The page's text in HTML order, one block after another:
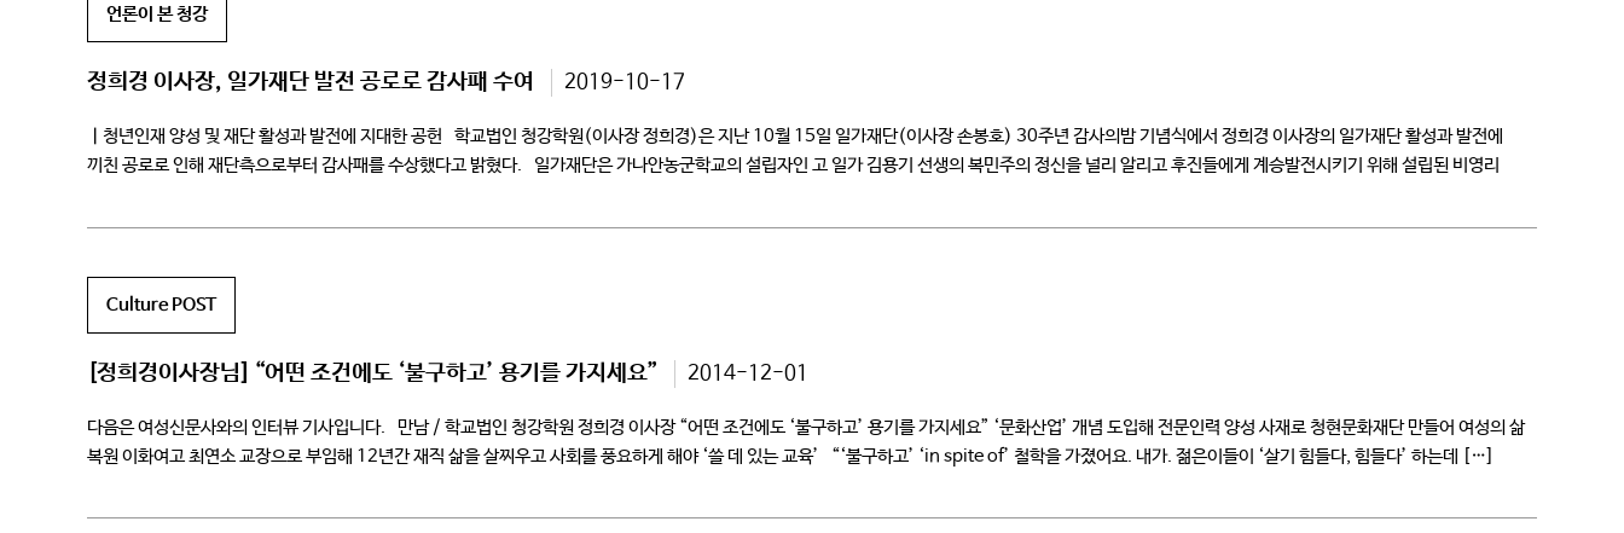
언론이 본 청강
정희경 이사장, 일가재단 발전 공로로 감사패 수여 2019-10-17
ㅣ청년인재 양성 및 재단 활성과 발전에 지대한 공헌 학교법인 청강학원(이사장 정희경)은 지난 10월 15일 일가재단(이사장 손봉호) 30주년 감사의밤 기념식에서 정희경 이사장의 일가재단 활성과 발전에
끼친 공로로 인해 재단측으로부터 감사패를 수상했다고 밝혔다. 일가재단은 가나안농군학교의 설립자인 고 일가 김용기 선생의 복민주의 정신을 널리 알리고 후진들에게 계승발전시키기 위해 설립된 비영리
Culture POST
[정희경이사장님] “어떤 조건에도 ‘불구하고’ 용기를 가지세요” 2014-12-01
다음은 여성신문사와의 인터뷰 기사입니다. 만남 / 학교법인 청강학원 정희경 이사장 “어떤 조건에도 ‘불구하고’ 용기를 가지세요” ‘문화산업’ 개념 도입해 전문인력 양성 사재로 청현문화재단 만들어 여성의 삶
복원 이화여고 최연소 교장으로 부임해 12년간 재직 삶을 살찌우고 사회를 풍요하게 해야 ‘쓸 데 있는 교육’ “‘불구하고’ ‘in spite of’ 철학을 가졌어요. 내가. 젊은이들이 ‘살기 힘들다, 힘들다’ 하는데 […]